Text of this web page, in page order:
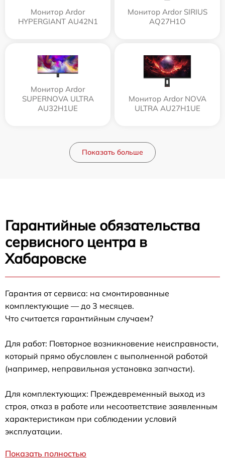
Монитор Ardor
HYPERGIANT AU42N1
Монитор Ardor SIRIUS
AQ27H1O
Монитор Ardor
SUPERNOVA ULTRA
AU32H1UE
Монитор Ardor NOVA
ULTRA AU27H1UE
Показать больше
Гарантийные обязательства
сервисного центра в
Хабаровске
Гарантия от сервиса: на смонтированные
комплектующие — до 3 месяцев.
Что считается гарантийным случаем?
Для работ: Повторное возникновение неисправности,
который прямо обусловлен с выполненной работой
(например, неправильная установка запчасти).
Для комплектующих: Преждевременный выход из
строя, отказ в работе или несоответствие заявленным
характеристикам при соблюдении условий
эксплуатации.
Показать полностью